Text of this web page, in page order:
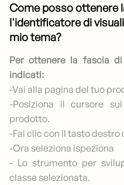
Come posso ottenere
l'identificatore di
mio tema?
Per ottenere la fascia
indicati:
-Vai alla pagina del tuo
-Posiziona il cursore
prodotto.
-Fai clic con il tasto destro
-Ora seleziona ispeziona
- Lo strumento per
classe selezionata.